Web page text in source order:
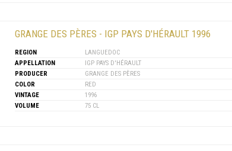
GRANGE DES PÈRES - IGP PAYS D'HÉRAULT 1996
REGION
LANGUEDOC
APPELLATION
IGP PAYS D'HÉRAULT
PRODUCER
GRANGE DES PÈRES
COLOR
RED
VINTAGE
1996
VOLUME
75 CL